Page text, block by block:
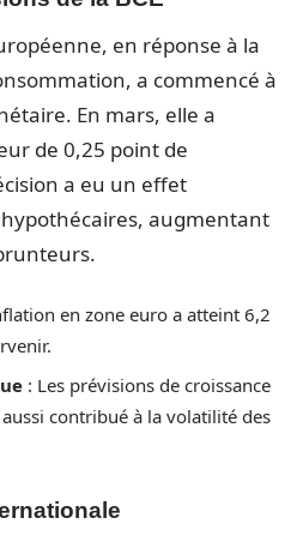
en réponse à la
a commencé à
En mars, elle a
de 0,25 point de
a eu un effet
augmentant
en zone euro a atteint 6,2
: Les prévisions de croissance
contribué à la volatilité des